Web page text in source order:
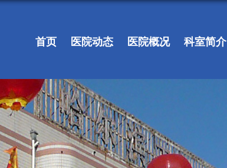
首页 医院动态 医院概况 科室简介